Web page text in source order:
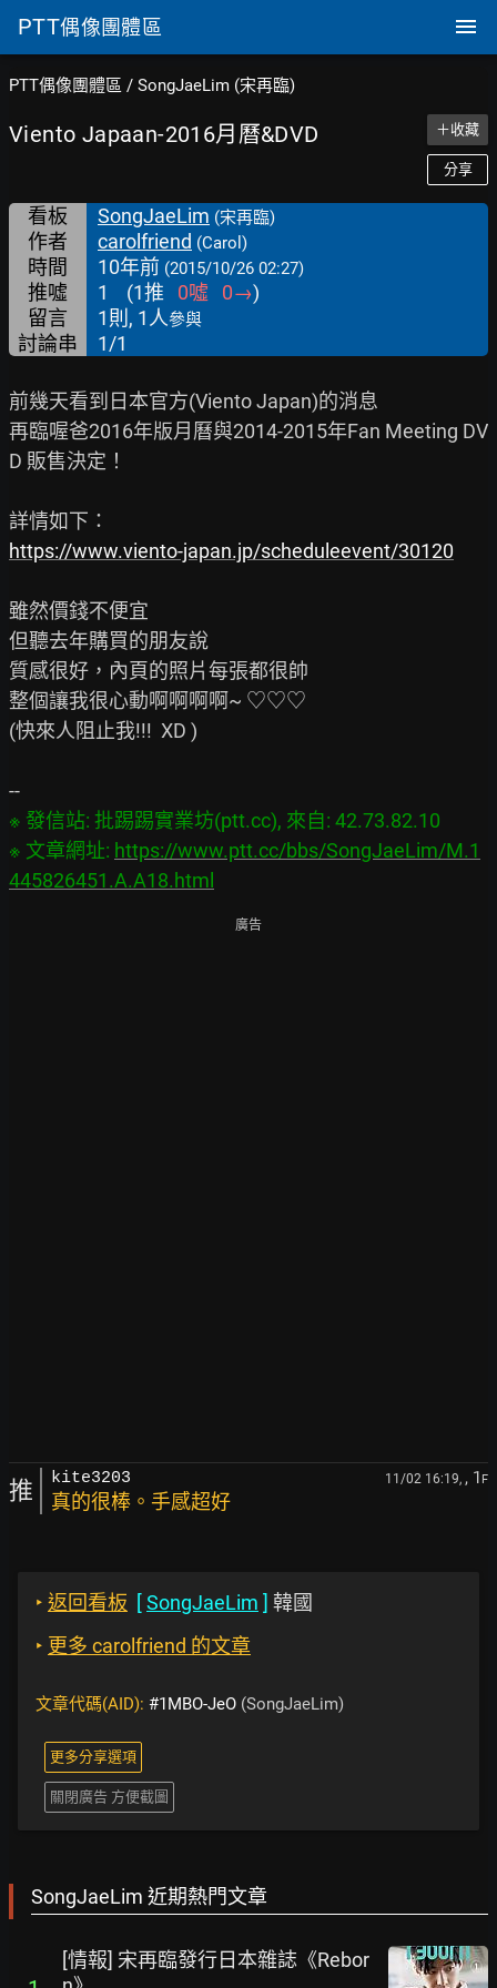
PTT偶像團體區
PTT偶像團體區 / SongJaeLim (宋再臨)
Viento Japaan-2016月曆&DVD ＋收藏
分享
看板 SongJaeLim (宋再臨)
作者 carolfriend (Carol)
時間 10年前 (2015/10/26 02:27)
推噓 1 (1推 0噓 0→)
留言
1則, 1人參與
討論串 1/1
前幾天看到日本官方(Viento Japan)的消息
再臨喔爸2016年版月曆與2014-2015年Fan Meeting DV
D 販售決定！
https://www.viento-japan.jp/scheduleevent/30120
雖然價錢不便宜
但聽去年購買的朋友說
質感很好，內頁的照片每張都很帥
整個讓我很心動啊啊啊啊~ ♡♡♡
(快來人阻止我!!!  XD )
※ 發信站: 批踢踢實業坊(ptt.cc), 來自: 42.73.82.10
※ 文章網址: https://www.ptt.cc/bbs/SongJaeLim/M.1
445826451.A.A18.html
廣告
推 kite3203 11/02 16:19, , 1 F
真的很棒。手感超好
‣ 返回看板 [SongJaeLim ] 韓國
‣ 更多 carolfriend 的文章
文章代碼(AID): #1MBO-JeO (SongJaeLim)
更多分享選項
關閉廣告 方便截圖
SongJaeLim 近期熱門文章
[情報] 宋再臨發行日本雜誌《Rebor